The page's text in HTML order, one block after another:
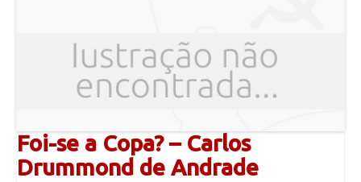
Foi-se a Copa? – Carlos
Drummond de Andrade